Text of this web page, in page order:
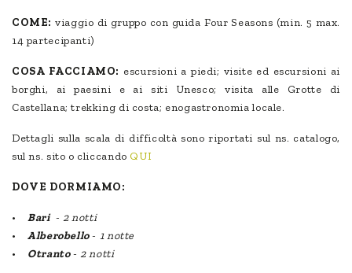
COME: viaggio di gruppo con guida Four Seasons (min. 5 max.
14 partecipanti)
COSA FACCIAMO: escursioni a piedi; visite ed escursioni ai
borghi, ai paesini e ai siti Unesco; visita alle Grotte di
Castellana; trekking di costa; enogastronomia locale.
Dettagli sulla scala di difficoltà sono riportati sul ns. catalogo,
sul ns. sito o cliccando QUI
DOVE DORMIAMO:
•Bari-2 notti
•Alberobello- 1 notte
• Otranto-2 notti